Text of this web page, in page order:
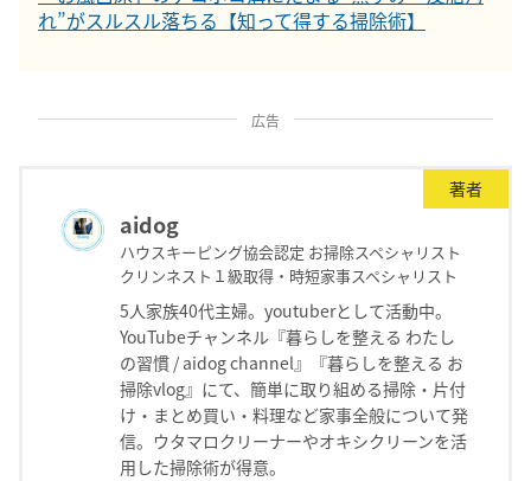
れ”がスルスル落ちる【知って得する掃除術】
広告
著者
aidog
ハウスキーピング協会認定 お掃除スペシャリスト
クリンネスト１級取得・時短家事スペシャリスト
5人家族40代主婦。youtuberとして活動中。
YouTubeチャンネル『暮らしを整える わたし
の習慣 / aidog channel』『暮らしを整える お
掃除vlog』にて、簡単に取り組める掃除・片付
け・まとめ買い・料理など家事全般について発
信。ウタマロクリーナーやオキシクリーンを活
用した掃除術が得意。